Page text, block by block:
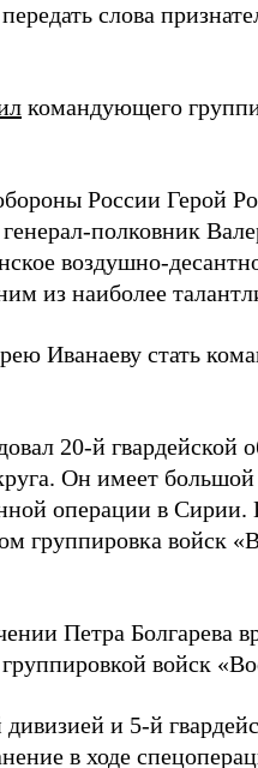
слова
командующего
России Герой
полковник
воздушно-
из наиболее
Иванаеву стать
20-й гвардейской
Он имеет
операции в
группировка войск
Петра Болгарева
войск
и 5-й
в ходе